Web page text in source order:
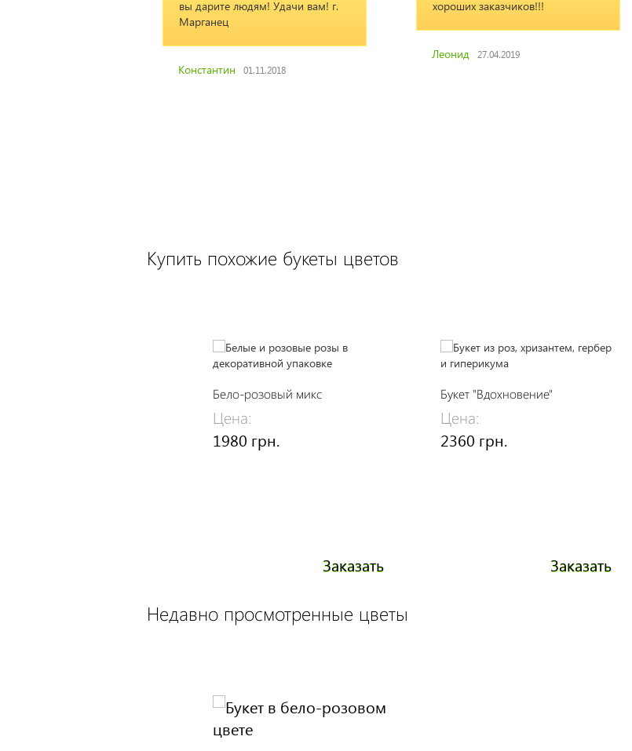
вы дарите людям! Удачи вам! г.
хороших заказчиков!!!
Купить похожие букеты цветов
Бело-розовый микс
Цена:
1980 грн.
Заказать
Букет "Вдохновение"
Цена:
2360 грн.
Заказать
Недавно просмотренные цветы